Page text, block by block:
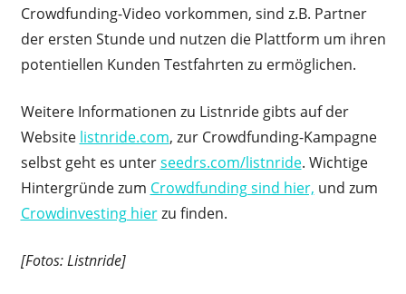
Crowdfunding-Video vorkommen, sind z.B. Partner
der ersten Stunde und nutzen die Plattform um ihren
potentiellen Kunden Testfahrten zu ermöglichen.
Weitere Informationen zu Listnride gibts auf der
Website listnride.com, zur Crowdfunding-Kampagne
selbst geht es unterseedrs.com/listnride. Wichtige
Hintergründe zum Crowdfunding sind hier, und zum
Crowdinvesting hierzu finden.
[Fotos: Listnride]